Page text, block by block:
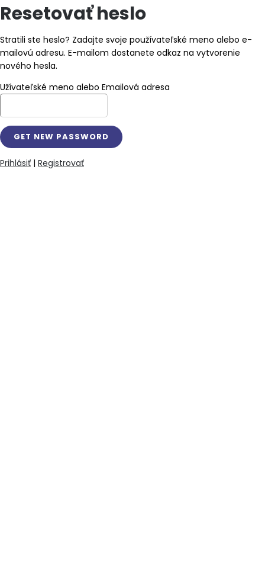
Resetovať heslo
Stratili ste heslo? Zadajte svoje používateľské meno alebo e-
mailovú adresu. E-mailom dostanete odkaz na vytvorenie
nového hesla.
Užívateľské meno alebo Emailová adresa
Prihlásiť | Registrovať